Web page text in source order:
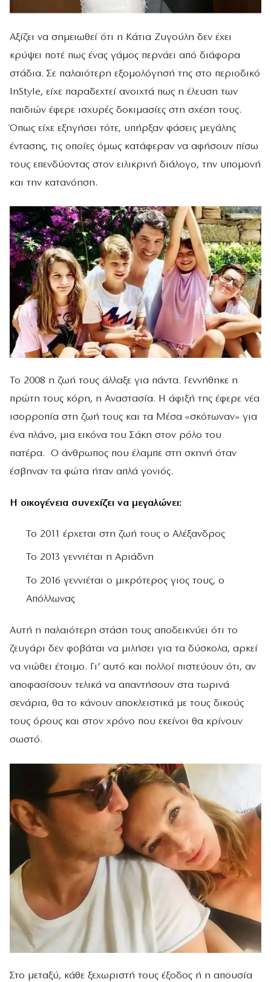
Αξίζει να σημειωθεί ότι η Κάτια Ζυγούλη δεν έχει
κρύψει ποτέ πως ένας γάμος περνάει από διάφορα
στάδια. Σε παλαιότερη εξομολόγησή της στο περιοδικό
InStyle, είχε παραδεχτεί ανοιχτά πως η έλευση των
παιδιών έφερε ισχυρές δοκιμασίες στη σχέση τους.
Όπως είχε εξηγήσει τότε, υπήρξαν φάσεις μεγάλης
έντασης, τις οποίες όμως κατάφεραν να αφήσουν πίσω
τους επενδύοντας στον ειλικρινή διάλογο, την υπομονή
και την κατανόηση.
Το 2008 η ζωή τους άλλαξε για πάντα. Γεννήθηκε η
πρώτη τους κόρη, η Αναστασία. Η άφιξή της έφερε νέα
ισορροπία στη ζωή τους και τα Μέσα «σκότωναν» για
ένα πλάνο, μια εικόνα του Σάκη στον ρόλο του
πατέρα. Ο άνθρωπος που έλαμπε στη σκηνή όταν
έσβηναν τα φώτα ήταν απλά γονιός.
Η οικογένεια συνεχίζει να μεγαλώνει:
Το 2011 έρχεται στη ζωή τους ο Αλέξανδρος
Το 2013 γεννιέται η Αριάδνη
Το 2016 γεννιέται ο μικρότερος γιος τους, ο
Απόλλωνας
Αυτή η παλαιότερη στάση τους αποδεικνύει ότι το
ζευγάρι δεν φοβάται να μιλήσει για τα δύσκολα, αρκεί
να νιώθει έτοιμο. Γι’ αυτό και πολλοί πιστεύουν ότι, αν
αποφασίσουν τελικά να απαντήσουν στα τωρινά
σενάρια, θα το κάνουν αποκλειστικά με τους δικούς
τους όρους και στον χρόνο που εκείνοι θα κρίνουν
σωστό.
Στο μεταξύ, κάθε ξεχωριστή τους έξοδος ή η απουσία